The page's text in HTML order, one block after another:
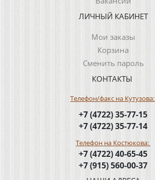
ЛИЧНЫЙ КАБИНЕТ
Мои заказы
Корзина
Сменить пароль
КОНТАКТЫ
Телефон/факс на Кутузова:
+7 (4722) 35-77-15
+7 (4722) 35-77-14
Телефон на Костюкова:
+7 (4722) 40-65-45
+7 (915) 560-00-37